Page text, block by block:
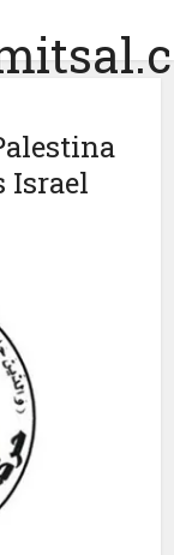
Israel